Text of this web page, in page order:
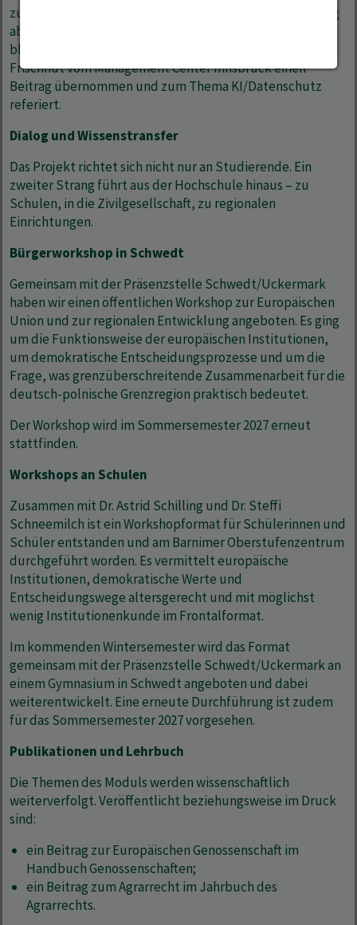
zusammen – was in der Sache naheliegt, im Studienalltag
aber selten gelingt, weil die Fächer meist getrennt
bleiben. Im ersten Projektjahr hat Prof. Dr. Markus
Frischhut vom Management Center Innsbruck einen
Beitrag übernommen und zum Thema KI/Datenschutz
referiert.
Dialog und Wissenstransfer
Das Projekt richtet sich nicht nur an Studierende. Ein
zweiter Strang führt aus der Hochschule hinaus – zu
Schulen, in die Zivilgesellschaft, zu regionalen
Einrichtungen.
Bürgerworkshop in Schwedt
Gemeinsam mit der Präsenzstelle Schwedt/Uckermark
haben wir einen öffentlichen Workshop zur Europäischen
Union und zur regionalen Entwicklung angeboten. Es ging
um die Funktionsweise der europäischen Institutionen,
um demokratische Entscheidungsprozesse und um die
Frage, was grenzüberschreitende Zusammenarbeit für die
deutsch-polnische Grenzregion praktisch bedeutet.
Der Workshop wird im Sommersemester 2027 erneut
stattfinden.
Workshops an Schulen
Zusammen mit Dr. Astrid Schilling und Dr. Steffi
Schneemilch ist ein Workshopformat für Schülerinnen und
Schüler entstanden und am Barnimer Oberstufenzentrum
durchgeführt worden. Es vermittelt europäische
Institutionen, demokratische Werte und
Entscheidungswege altersgerecht und mit möglichst
wenig Institutionenkunde im Frontalformat.
Im kommenden Wintersemester wird das Format
gemeinsam mit der Präsenzstelle Schwedt/Uckermark an
einem Gymnasium in Schwedt angeboten und dabei
weiterentwickelt. Eine erneute Durchführung ist zudem
für das Sommersemester 2027 vorgesehen.
Publikationen und Lehrbuch
Die Themen des Moduls werden wissenschaftlich
weiterverfolgt. Veröffentlicht beziehungsweise im Druck
sind:
ein Beitrag zur Europäischen Genossenschaft im
Handbuch Genossenschaften;
ein Beitrag zum Agrarrecht im Jahrbuch des
Agrarrechts.